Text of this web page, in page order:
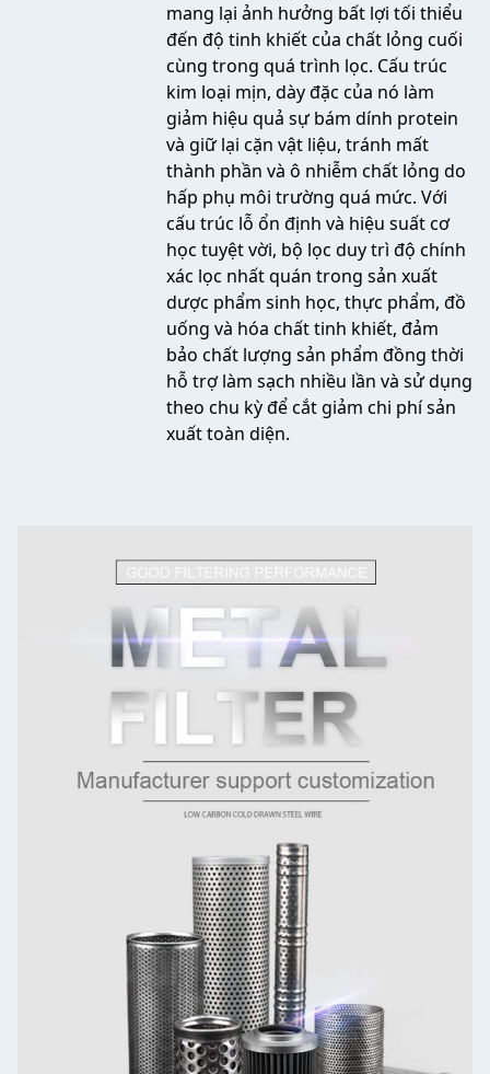
mang lại ảnh hưởng bất lợi tối thiểu
đến độ tinh khiết của chất lỏng cuối
cùng trong quá trình lọc. Cấu trúc
kim loại mịn, dày đặc của nó làm
giảm hiệu quả sự bám dính protein
và giữ lại cặn vật liệu, tránh mất
thành phần và ô nhiễm chất lỏng do
hấp phụ môi trường quá mức. Với
cấu trúc lỗ ổn định và hiệu suất cơ
học tuyệt vời, bộ lọc duy trì độ chính
xác lọc nhất quán trong sản xuất
dược phẩm sinh học, thực phẩm, đồ
uống và hóa chất tinh khiết, đảm
bảo chất lượng sản phẩm đồng thời
hỗ trợ làm sạch nhiều lần và sử dụng
theo chu kỳ để cắt giảm chi phí sản
xuất toàn diện.